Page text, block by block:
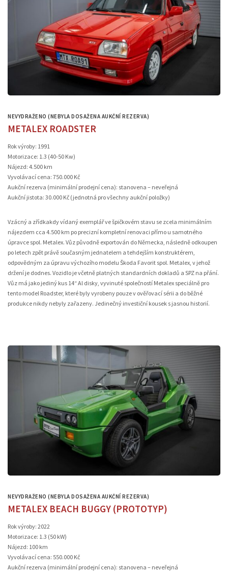
NEVYDRAŽENO (NEBYLA DOSAŽENA AUKČNÍ REZERVA)
METALEX ROADSTER
Rok výroby: 1991
Motorizace: 1.3 (40-50 Kw)
Nájezd: 4.500 km
Vyvolávací cena: 750.000 Kč
Aukční rezerva (minimální prodejní cena): stanovena – neveřejná
Aukční jistota: 30.000 Kč (jednotná pro všechny aukční položky)
Vzácný a zřídkakdy vídaný exemplář ve špičkovém stavu se zcela minimálním
nájezdem cca 4.500 km po precizní kompletní renovaci přímo u samotného
úpravce spol. Metalex. Vůz původně exportován do Německa, následně odkoupen
po letech zpět právě současným jednatelem a tehdejším konstruktérem,
odpovědným za úpravu výchozího modelu Škoda Favorit spol. Metalex, v jehož
držení je dodnes. Vozidlo je včetně platných standardních dokladů a SPZ na přání.
Vůz má jako jediný kus 14“ Al disky, vyvinuté společností Metalex speciálně pro
tento model Roadster, které byly vyrobeny pouze v ověřovací sérii a do běžné
produkce nikdy nebyly zařazeny. Jedinečný investiční kousek s jasnou historií.
NEVYDRAŽENO (NEBYLA DOSAŽENA AUKČNÍ REZERVA)
METALEX BEACH BUGGY (PROTOTYP)
Rok výroby: 2022
Motorizace: 1.3 (50 kW)
Nájezd: 100 km
Vyvolávací cena: 550.000 Kč
Aukční rezerva (minimální prodejní cena): stanovena – neveřejná